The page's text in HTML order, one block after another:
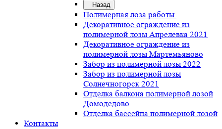
Назад
Полимерная лоза работы
Декоративное ограждение из
полимерной лозы Апрелевка 2021
Декоративное ограждение из
полимерной лозы Мартемьяново
Забор из полимерной лозы 2022
Забор из полимерной лозы
Солнечногорск 2021
Отделка балкона полимерной лозой
Домодедово
Отделка бассейна полимерной лозой
Контакты